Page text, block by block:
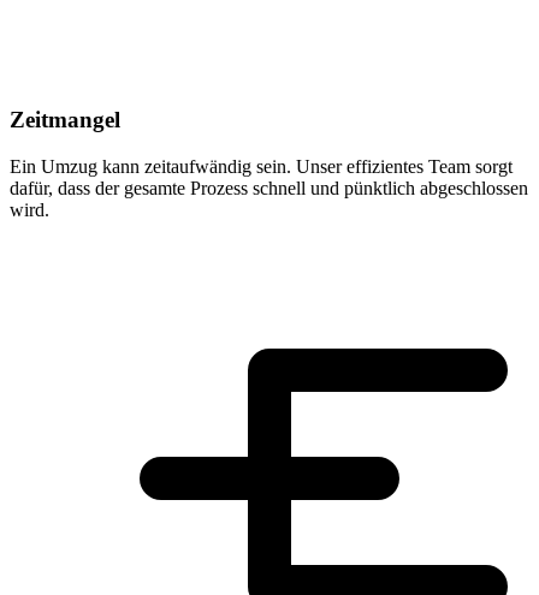
Zeitmangel
Ein Umzug kann zeitaufwändig sein. Unser effizientes Team sorgt
dafür, dass der gesamte Prozess schnell und pünktlich abgeschlossen
wird.